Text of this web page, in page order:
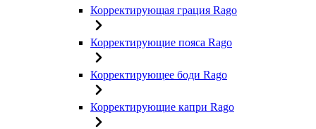
Корректирующая грация Rago
Корректирующие пояса Rago
Корректирующее боди Rago
Корректирующие капри Rago